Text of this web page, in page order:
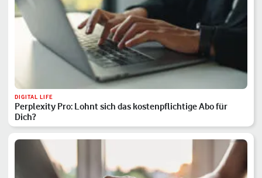
DIGITAL LIFE
Perplexity Pro: Lohnt sich das kostenpflichtige Abo für
Dich?